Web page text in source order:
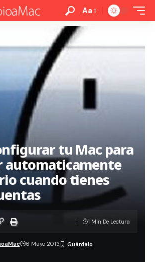
Aa
tu Mac para
automaticamente
cuando tienes
6 Mayo 2013
1 Min De Lectura